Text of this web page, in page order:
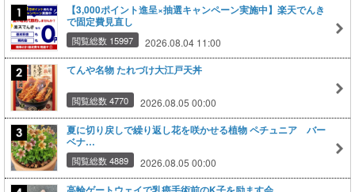
【3,000ポイント進呈×抽選キャンペーン実施中】楽天でんき
で固定費見直し
閲覧総数 15997 2026.08.04 11:00
てんや名物 たれづけ大江戸天丼
閲覧総数 4770 2026.08.05 00:00
夏に切り戻しで繰り返し花を咲かせる植物 ペチュニア バー
ベナ…
閲覧総数 4889 2026.08.05 00:00